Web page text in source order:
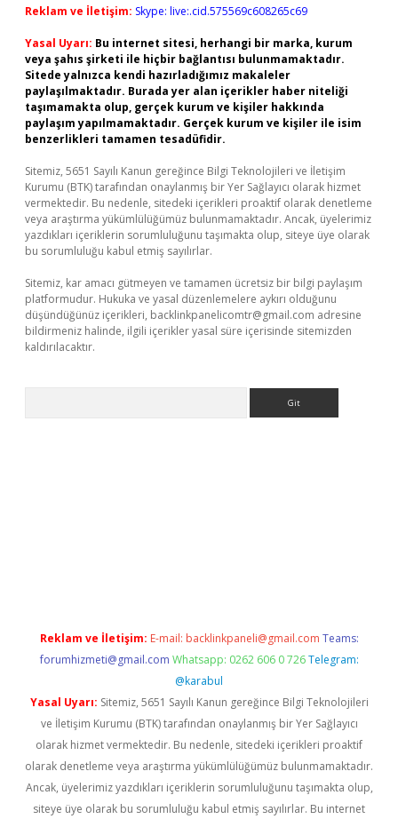
Reklam ve İletişim: Skype: live:.cid.575569c608265c69
Yasal Uyarı: Bu internet sitesi, herhangi bir marka, kurum
veya şahıs şirketi ile hiçbir bağlantısı bulunmamaktadır.
Sitede yalnızca kendi hazırladığımız makaleler
paylaşılmaktadır. Burada yer alan içerikler haber niteliği
taşımamakta olup, gerçek kurum ve kişiler hakkında
paylaşım yapılmamaktadır. Gerçek kurum ve kişiler ile isim
benzerlikleri tamamen tesadüfidir.
Sitemiz, 5651 Sayılı Kanun gereğince Bilgi Teknolojileri ve İletişim
Kurumu (BTK) tarafından onaylanmış bir Yer Sağlayıcı olarak hizmet
vermektedir. Bu nedenle, sitedeki içerikleri proaktif olarak denetleme
veya araştırma yükümlülüğümüz bulunmamaktadır. Ancak, üyelerimiz
yazdıkları içeriklerin sorumluluğunu taşımakta olup, siteye üye olarak
bu sorumluluğu kabul etmiş sayılırlar.
Sitemiz, kar amacı gütmeyen ve tamamen ücretsiz bir bilgi paylaşım
platformudur. Hukuka ve yasal düzenlemelere aykırı olduğunu
düşündüğünüz içerikleri, backlinkpanelicomtr@gmail.com adresine
bildirmeniz halinde, ilgili içerikler yasal süre içerisinde sitemizden
kaldırılacaktır.
Reklam ve İletişim: E-mail: backlinkpaneli@gmail.com Teams:
forumhizmeti@gmail.com Whatsapp: 0262 606 0 726 Telegram:
@karabul
Yasal Uyarı: Sitemiz, 5651 Sayılı Kanun gereğince Bilgi Teknolojileri
ve İletişim Kurumu (BTK) tarafından onaylanmış bir Yer Sağlayıcı
olarak hizmet vermektedir. Bu nedenle, sitedeki içerikleri proaktif
olarak denetleme veya araştırma yükümlülüğümüz bulunmamaktadır.
Ancak, üyelerimiz yazdıkları içeriklerin sorumluluğunu taşımakta olup,
siteye üye olarak bu sorumluluğu kabul etmiş sayılırlar. Bu internet